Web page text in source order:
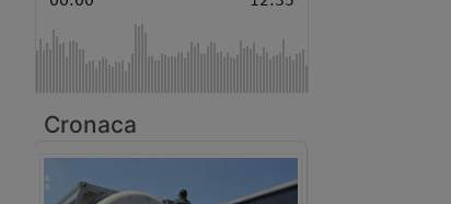
Cronaca